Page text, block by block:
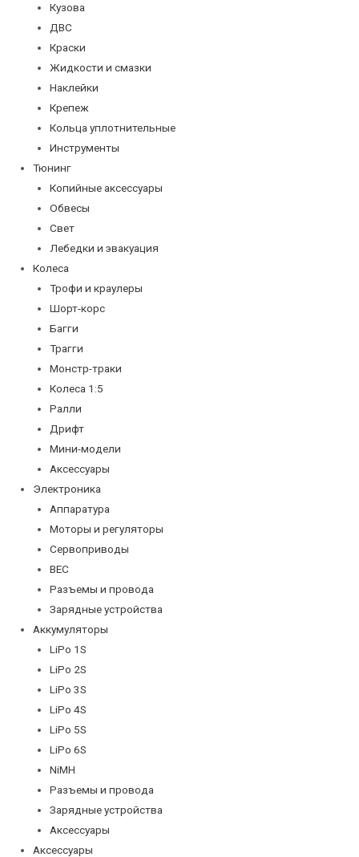
Кузова
ДВС
Краски
Жидкости и смазки
Наклейки
Крепеж
Кольца уплотнительные
Инструменты
Тюнинг
Копийные аксессуары
Обвесы
Свет
Лебедки и эвакуация
Колеса
Трофи и краулеры
Шорт-корс
Багги
Трагги
Монстр-траки
Колеса 1:5
Ралли
Дрифт
Мини-модели
Аксессуары
Электроника
Аппаратура
Моторы и регуляторы
Сервоприводы
BEC
Разъемы и провода
Зарядные устройства
Аккумуляторы
LiPo 1S
LiPo 2S
LiPo 3S
LiPo 4S
LiPo 5S
LiPo 6S
NiMH
Разъемы и провода
Зарядные устройства
Аксессуары
Аксессуары